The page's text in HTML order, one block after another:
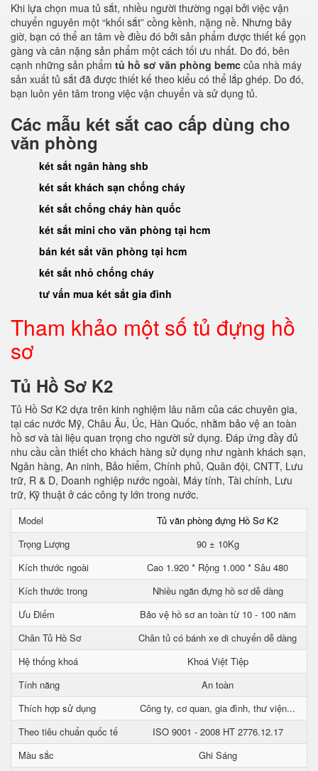
Khi lựa chọn mua tủ sắt, nhiều người thường ngại bởi việc vận
chuyển nguyên một “khối sắt” cồng kềnh, nặng nề. Nhưng bây
giờ, bạn có thể an tâm về điều đó bởi sản phẩm được thiết kế gọn
gàng và cân nặng sản phẩm một cách tối ưu nhất. Do đó, bên
cạnh những sản phẩm tủ hồ sơ văn phòng bemc của nhà máy
sản xuất tủ sắt đã được thiết kế theo kiểu có thể lắp ghép. Do đó,
bạn luôn yên tâm trong việc vận chuyển và sử dụng tủ.
Các mẫu két sắt cao cấp dùng cho
văn phòng
két sắt ngân hàng shb
két sắt khách sạn chống cháy
két sắt chống cháy hàn quốc
két sắt mini cho văn phòng tại hcm
bán két sắt văn phòng tại hcm
két sắt nhỏ chống cháy
tư vấn mua két sắt gia đình
Tham khảo một số tủ đựng hồ
sơ
Tủ Hồ Sơ K2
Tủ Hồ Sơ K2 dựa trên kinh nghiệm lâu năm của các chuyên gia,
tại các nước Mỹ, Châu Âu, Úc, Hàn Quốc, nhằm bảo vệ an toàn
hồ sơ và tài liệu quan trọng cho người sử dụng. Đáp ứng đầy đủ
nhu cầu cần thiết cho khách hàng sử dụng như ngành khách sạn,
Ngân hàng, An ninh, Bảo hiểm, Chính phủ, Quân đội, CNTT, Lưu
trữ, R & D, Doanh nghiệp nước ngoài, Máy tính, Tài chính, Lưu
trữ, Kỹ thuật ở các công ty lớn trong nước.
Model
Tủ văn phòng đựng Hồ Sơ K2
Trọng Lượng
90 ± 10Kg
Kích thước ngoài
Cao 1.920 * Rộng 1.000 * Sâu 480
Kích thước trong
Nhiều ngăn đựng hồ sơ dễ dàng
Ưu Điểm
Bảo vệ hồ sơ an toàn từ 10 - 100 năm
Chân Tủ Hồ Sơ
Chân tủ có bánh xe di chuyển dễ dàng
Hệ thống khoá
Khoá Việt Tiệp
Tính năng
An toàn
Thích hợp sử dụng
Công ty, cơ quan, gia đình, thư viện...
Theo tiêu chuẩn quốc tế
ISO 9001 - 2008 HT 2776.12.17
Màu sắc
Ghi Sáng